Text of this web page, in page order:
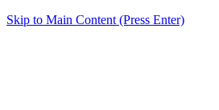
Skip to Main Content (Press Enter)